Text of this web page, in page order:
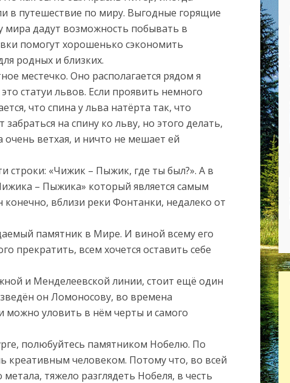
в путешествие по миру. Выгодные горящие
мира дадут возможность побывать в
помогут хорошенько сэкономить
родных и близких.
местечко. Оно располагается рядом я
статуи львов. Если проявить немного
что спина у льва натёрта так, что
на спину ко льву, но этого делать,
очень ветхая, и ничто не мешает ей
строки: «Чижик – Пыжик, где ты был?». А в
– Пыжика» который является самым
вблизи реки Фонтанки, недалеко от
памятник в Мире. И виной всему его
прекратить, всем хочется оставить себе
и Менделеевской линии, стоит ещё один
он Ломоносову, во времена
можно уловить в нём черты и самого
полюбуйтесь памятником Нобелю. По
креативным человеком. Потому что, во всей
метала, тяжело разглядеть Нобеля, в честь